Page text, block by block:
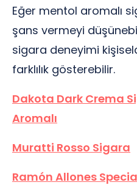
Eğer mentol aromalı
şans vermeyi
sigara deneyimi
farklılık gösterebilir.
Dakota Dark Crema
Aromalı
Muratti Rosso Sigara
Ramón Allones